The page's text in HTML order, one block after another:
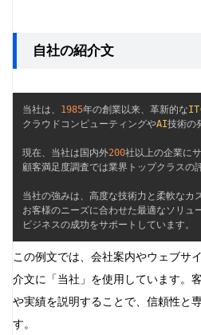
自社の紹介文
当社は、 1985年の創業以来、革新的なIT
クラウドコンピューティングやAI技術の
現在、当社は国内外200社以上の企業に
顧客満足度調査では業界トップクラスの
当社の強みは、高度な技術力と柔軟なカ
お客様のニーズに合わせた最適なソリュ
ビジネスの成功をサポートしています。
この例文では、会社案内やウェブサ
介文に「当社」を使用しています。
や実績を説明することで、信頼性と
す。